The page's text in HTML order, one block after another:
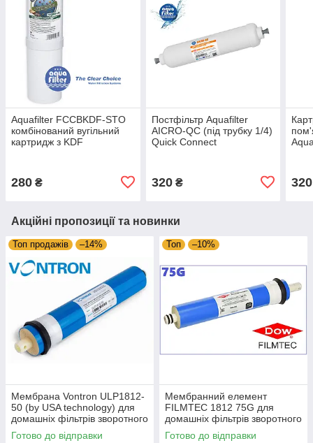
Aquafilter FCCBKDF-STO
комбінований вугільний
картридж з KDF
280 ₴
Постфільтр Aquafilter
AICRO-QC (під трубку 1/4)
Quick Connect
320₴ 320
Акційні пропозиції та новинки
Топ продажів –14%
Мембрана Vontron ULP1812-
50 (by USA technology) для
домашніх фільтрів зворотного
осмосу
Готово до відправки
Топ –10%
Мембранний елемент
FILMTEC 1812 75G для
домашніх фільтрів зворотного
осмосу
Готово до відправки